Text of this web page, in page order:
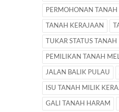
PERMOHONAN TANAH
TANAH KERAJAAN
TUKAR STATUS TANAH
PEMILIKAN TANAH
JALAN BALIK PULAU
ISU TANAH MILIK
GALI TANAH HARAM